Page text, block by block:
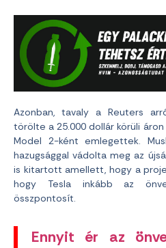
Azonban, tavaly a Reuters
törölte a 25.000 dollár körüli
Model 2-ként emlegettek.
hazugsággal vádolta meg az
is kitartott amellett, hogy a
hogy Tesla inkább az
összpontosít.
Ennyit ér az